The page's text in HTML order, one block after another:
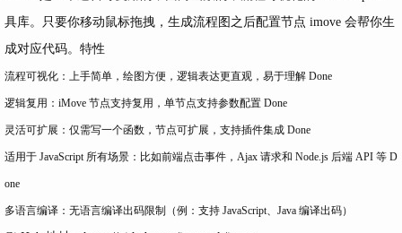
具库。只要你移动鼠标拖拽，生成流程图之后配置节点 imove 会帮你生
成对应代码。特性
流程可视化：上手简单，绘图方便，逻辑表达更直观，易于理解 Done
逻辑复用：iMove 节点支持复用，单节点支持参数配置 Done
灵活可扩展：仅需写一个函数，节点可扩展，支持插件集成 Done
适用于 JavaScript 所有场景：比如前端点击事件，Ajax 请求和 Node.js 后端 API 等 D
one
多语言编译：无语言编译出码限制（例：支持 JavaScript、Java 编译出码）